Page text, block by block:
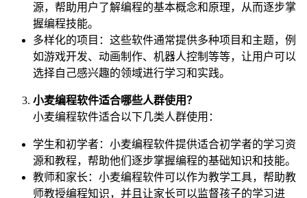
源，帮助用户了解编程的基本概念和原理，从而逐步掌
握编程技能。
多样化的项目：这些软件通常提供多种项目和主题，例
如游戏开发、动画制作、机器人控制等等，让用户可以
选择自己感兴趣的领域进行学习和实践。
小麦编程软件适合哪些人群使用？
小麦编程软件适合以下几类人群使用：
学生和初学者：小麦编程软件提供适合初学者的学习资
源和教程，帮助他们逐步掌握编程的基础知识和技能。
教师和家长：小麦编程软件可以作为教学工具，帮助教
师教授编程知识，并且让家长可以监督孩子的学习进